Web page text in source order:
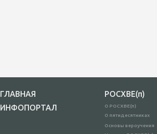
ГЛАВНАЯ
ИНФОПОРТАЛ
РОСХВЕ(п)
О РОСХВЕ(п)
О пятидесятниках
Основы вероучения